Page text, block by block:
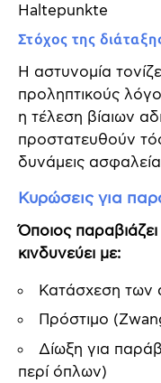
Haltepunkte
Στόχος της
Η αστυνομία
προληπτικούς
η τέλεση βίαιων
προστατευθούν
δυνάμεις
Κυρώσεις για
Όποιος
κινδυνεύει με:
Κατάσχεση των
Πρόστιμο
Δίωξη για
περί όπλων)